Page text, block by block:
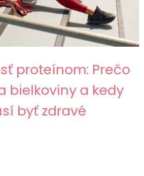
proteínom: Prečo
bielkoviny a kedy
byť zdravé